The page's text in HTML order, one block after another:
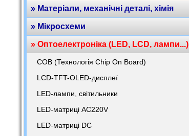
» Матеріали, механічні деталі, хімія
» Мікросхеми
» Оптоелектроніка (LED, LCD, лампи...)
COB (Технологія Chip On Board)
LCD-TFT-OLED-дисплеї
LED-лампи, світильники
LED-матриці AC220V
LED-матриці DC